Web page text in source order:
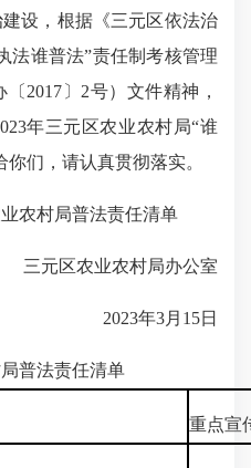
设，根据《三元区依法治
法谁普法”责任制考核管理
2017〕2号）文件精神，
年三元区农业农村局“谁
们，请认真贯彻落实。
农村局普法责任清单
元区农业农村局办公室
2023年3月15日
普法责任清单
重点宣